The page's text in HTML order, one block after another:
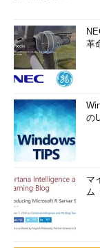
革
の
マ
ム